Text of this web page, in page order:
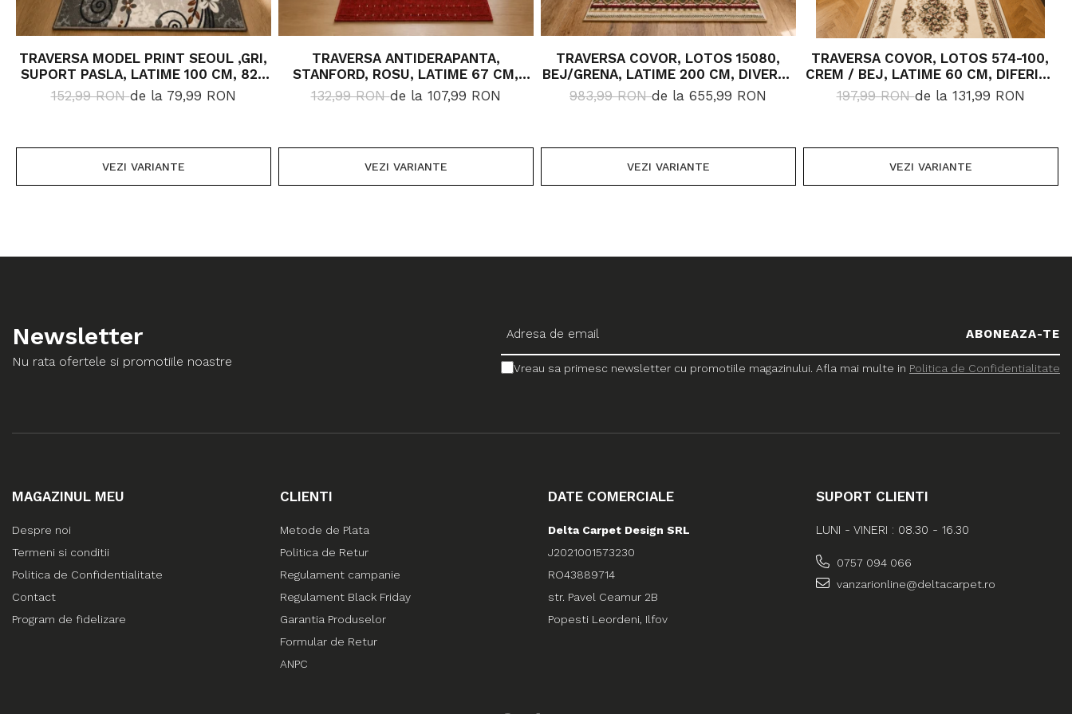
TRAVERSA MODEL PRINT SEOUL ,GRI,
SUPORT PASLA, LATIME 100 CM, 820
GR/MP
152,99 RONde la 79,99 RON
VEZI VARIANTE
TRAVERSA ANTIDERAPANTA,
STANFORD, ROSU, LATIME 67 CM,
DIVERSE LUNGIMI
132,99 RONde la 107,99 RON
VEZI VARIANTE
TRAVERSA COVOR, LOTOS 15080,
BEJ/GRENA, LATIME 200 CM, DIVERSE
LUNGIMI
983,99 RONde la 655,99 RON
VEZI VARIANTE
TRAVERSA COVOR, LOTOS 574-100,
CREM / BEJ, LATIME 60 CM, DIFERITE
LUNGIMI, 1800 GR/MP
197,99 RONde la 131,99 RON
VEZI VARIANTE
Newsletter
Nu rata ofertele si promotiile noastre Vreau sa primesc newsletter cu promotiile magazinului. Afla mai multe in Politica de Confidentialitate
MAGAZINUL MEU
Despre noi
Termeni si conditii
Politica de Confidentialitate
Contact
Program de fidelizare
CLIENTI
Metode de Plata
Politica de Retur
Regulament campanie
Regulament Black Friday
Garantia Produselor
Formular de Retur
ANPC
DATE COMERCIALE
Delta Carpet Design SRL
J2021001573230
RO43889714
str. Pavel Ceamur 2B
Popesti Leordeni, Ilfov
SUPORT CLIENTI
LUNI - VINERI : 08.30 - 16.30
0757 094 066
vanzarionline@deltacarpet.ro